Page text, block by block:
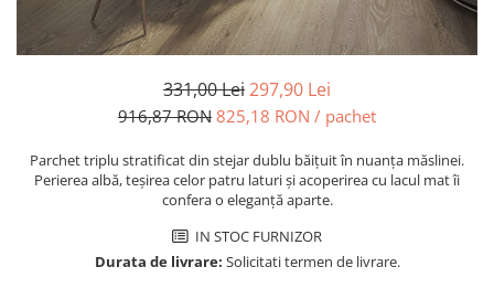
Paravane de cada
Baterii de baie
Baterii bideu
Baterii dus
Seturi de dus
Protecție pentru lemn și piatră
Vopsele pentru marcaje forestiere,
rutiere și industriale
Hidroizolații/Terase și Acoperișuri
Tehnici decorative Jeger
Aditivi microciment
Protectia microcimentului
Cornise tavan
331,00 Lei297,90 Lei
916,87 RON 825,18 RON / pachet
Parchet triplu stratificat din stejar dublu băiţuit în nuanța măslinei.
Perierea albă, teșirea celor patru laturi și acoperirea cu lacul mat îi
confera o eleganță aparte.
IN STOC FURNIZOR
Durata de livrare: Solicitati termen de livrare.